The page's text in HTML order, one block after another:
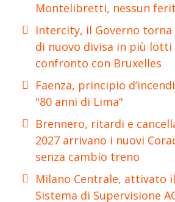
Montelibretti, nessun
Intercity, il Governo
di nuovo divisa in più lotti
confronto con Bruxelles
Faenza, principio
"80 anni di Lima"
Brennero, ritardi e
2027 arrivano i nuovi
senza cambio treno
Milano Centrale, attivato
Sistema di Supervisione